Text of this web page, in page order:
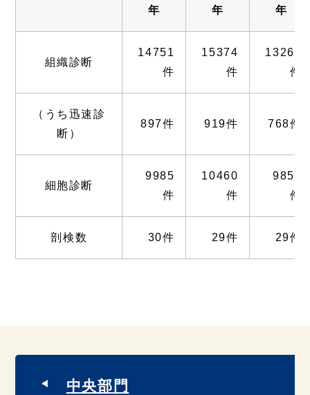
年
年
年
組織診断
14751
件
15374
件
13267
件
（うち迅速診
断）
897件 919件 768件
細胞診断
9985
件
10460
件
9858
件
剖検数 30件 29件 29件
中央部門